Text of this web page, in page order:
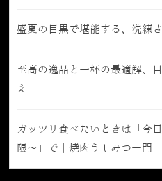
盛夏の目黒で堪能する、洗練
至高の逸品と一杯の最適解、
え
ガッツリ食べたいときは「今
限〜」で｜焼肉うしみつ一門